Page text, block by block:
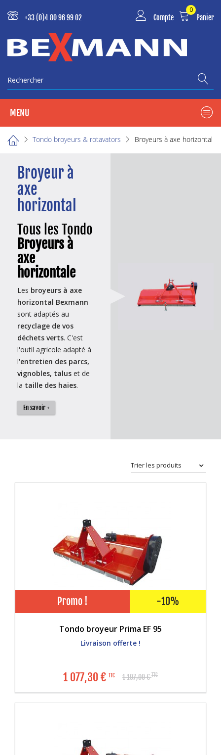
+33 (0)4 80 96 99 02 Panier
0
Compte
Rechercher
MENU
Tondo broyeurs & rotavators Broyeurs à axe horizontal
Broyeur à
axe
horizontal
Tous les Tondo
Broyeurs à
axe
horizontale
Les broyeurs à axe
horizontal Bexmann
sont adaptés au
recyclage de vos
déchets verts. C'est
l'outil agricole adapté à
l'entretien des parcs,
vignobles, talus et de
la taille des haies.
En savoir +
Promo ! -10%
Tondo broyeur Prima EF 95
1 077,30€ TTC 1 197,00€TTC
Livraison offerte !